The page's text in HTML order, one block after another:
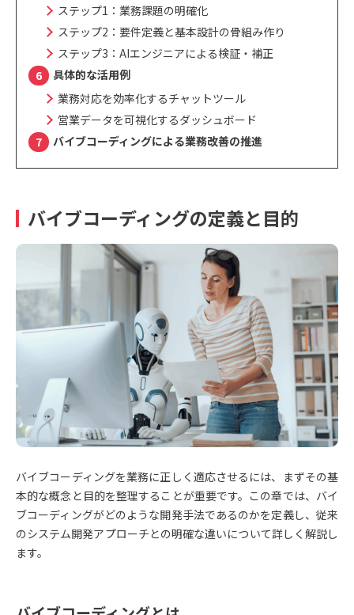
ステップ1：業務課題の明確化
ステップ2：要件定義と基本設計の骨組み作り
ステップ3：AIエンジニアによる検証・補正
具体的な活用例
業務対応を効率化するチャットツール
営業データを可視化するダッシュボード
バイブコーディングによる業務改善の推進
バイブコーディングの定義と目的
バイブコーディングを業務に正しく適応させるには、まずその基
本的な概念と目的を整理することが重要です。この章では、バイ
ブコーディングがどのような開発手法であるのかを定義し、従来
のシステム開発アプローチとの明確な違いについて詳しく解説し
ます。